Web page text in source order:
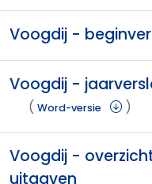
Voogdij -
Voogdij -
( Word-versie )
Voogdij -
uitgaven